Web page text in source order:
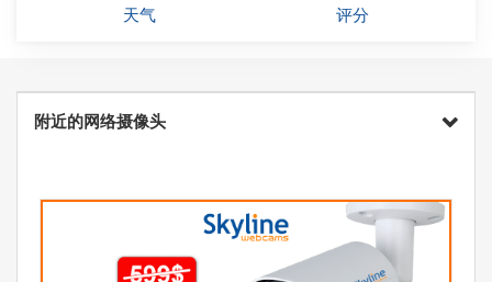
天气 评分
附近的网络摄像头